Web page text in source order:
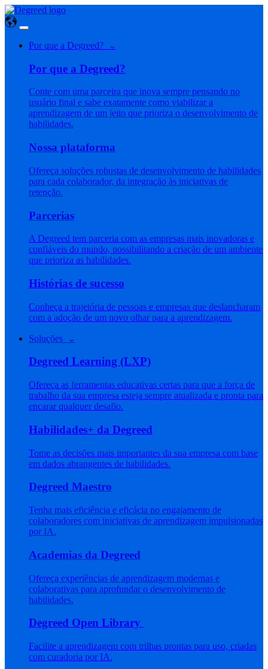
Por que a Degreed? ⌄
Por que a Degreed?
Conte com uma parceira que inova sempre pensando no
usuário final e sabe exatamente como viabilizar a
aprendizagem de um jeito que prioriza o desenvolvimento de
habilidades.
Nossa plataforma
Ofereça soluções robustas de desenvolvimento de habilidades
para cada colaborador, da integração às iniciativas de
retenção.
Parcerias
A Degreed tem parceria com as empresas mais inovadoras e
confiáveis do mundo, possibilitando a criação de um ambiente
que prioriza as habilidades.
Histórias de sucesso
Conheça a trajetória de pessoas e empresas que deslancharam
com a adoção de um novo olhar para a aprendizagem.
Soluções ⌄
Degreed Learning (LXP)
Ofereça as ferramentas educativas certas para que a força de
trabalho da sua empresa esteja sempre atualizada e pronta para
encarar qualquer desafio.
Habilidades+ da Degreed
Tome as decisões mais importantes da sua empresa com base
em dados abrangentes de habilidades.
Degreed Maestro
Tenha mais eficiência e eficácia no engajamento de
colaboradores com iniciativas de aprendizagem impulsionadas
por IA.
Academias da Degreed
Ofereça experiências de aprendizagem modernas e
colaborativas para aprofundar o desenvolvimento de
habilidades.
Degreed Open Library
Facilite a aprendizagem com trilhas prontas para uso, criadas
com curadoria por IA.